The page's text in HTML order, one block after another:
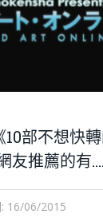
10部不想快
友推薦的有
16/06/2015